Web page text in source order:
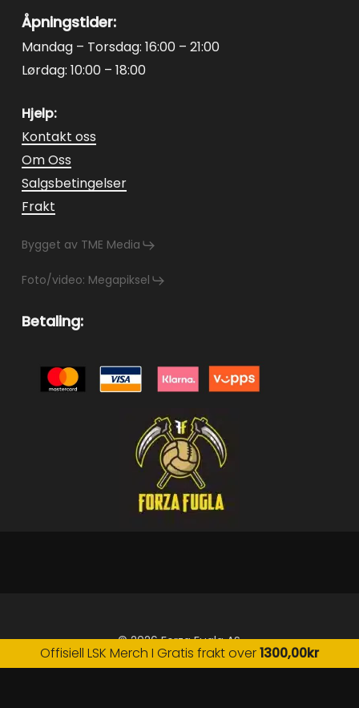
Åpningstider:
Mandag – Torsdag: 16:00 – 21:00
Lørdag: 10:00 – 18:00
Hjelp:
Kontakt oss
Om Oss
Salgsbetingelser
Frakt
Bygget av TME Media
Foto/video: Megapiksel
Betaling:
© 2026 Forza Fugla AS
Offisiell LSK Merch I Gratis frakt over1300,00kr